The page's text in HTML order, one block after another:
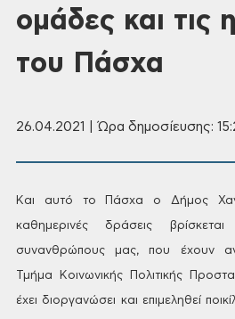
ομάδες και τις
του Πάσχα
26.04.2021 | Ώρα δημοσίευσης:
Και αυτό το Πάσχα ο Δήμος
καθημερινές δράσεις βρίσκεται
συνανθρώπους μας, που έχουν
Τμήμα Κοινωνικής Πολιτικής
έχει διοργανώσει και επιμεληθεί